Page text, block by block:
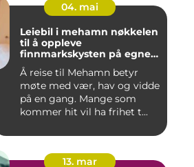
04. mai
Leiebil i mehamn nøkkelen
til å oppleve
finnmarkskysten på egne
premisser
Å reise til Mehamn betyr
møte med vær, hav og vidde
på en gang. Mange som
kommer hit vil ha frihet t...
13. mar